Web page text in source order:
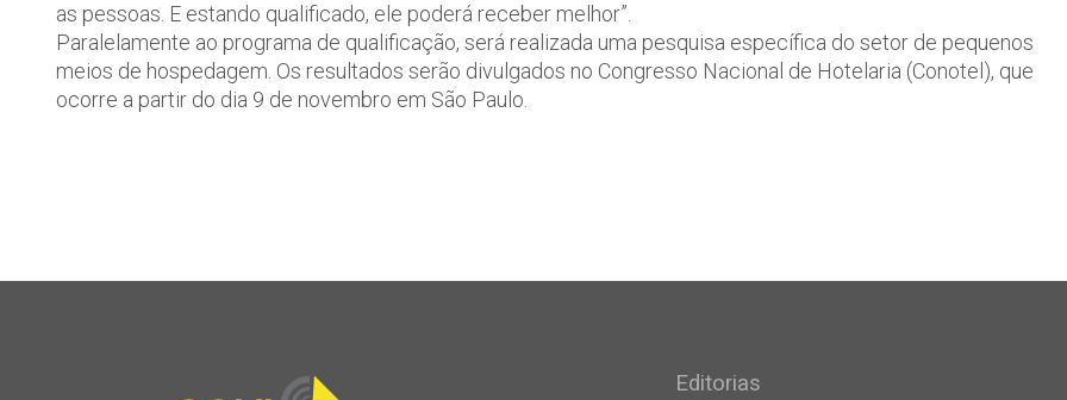
as pessoas. E estando qualificado, ele poderá receber melhor”.
Paralelamente ao programa de qualificação, será realizada uma pesquisa específica do setor de pequenos
meios de hospedagem. Os resultados serão divulgados no Congresso Nacional de Hotelaria (Conotel), que
ocorre a partir do dia 9 de novembro em São Paulo.
Editorias